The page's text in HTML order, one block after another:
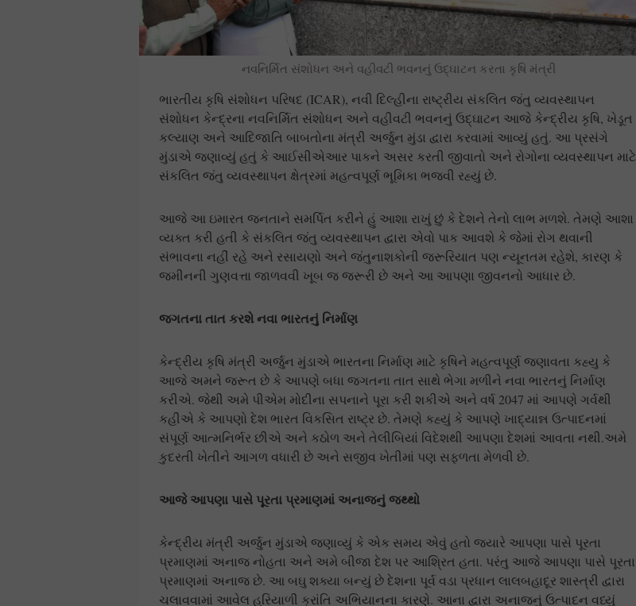
નવનિર્મિત સંશોધન અને વહીવટી ભવનનું ઉદ્ઘાટન કરતા કૃષિ મંત્રી
ભારતીય કૃષિ સંશોધન પરિષદ (ICAR), નવી દિલ્હીના રાષ્ટ્રીય સંકલિત જંતુ વ્યવસ્થાપન
સંશોધન કેન્દ્રના નવનિર્મિત સંશોધન અને વહીવટી ભવનનું ઉદ્ઘાટન આજે કેન્દ્રીય કૃષિ, ખેડૂત
કલ્યાણ અને આદિજાતિ બાબતોના મંત્રી અર્જુન મુંડા દ્વારા કરવામાં આવ્યું હતું. આ પ્રસંગે
મુંડાએ જણાવ્યું હતું કે આઈસીએઆર પાકને અસર કરતી જીવાતો અને રોગોના વ્યવસ્થાપન માટે
સંકલિત જંતુ વ્યવસ્થાપન ક્ષેત્રમાં મહત્વપૂર્ણ ભૂમિકા ભજવી રહ્યું છે.
આજે આ ઇમારત જનતાને સમર્પિત કરીને હું આશા રાખું છું કે દેશને તેનો લાભ મળશે. તેમણે આશા
વ્યક્ત કરી હતી કે સંકલિત જંતુ વ્યવસ્થાપન દ્વારા એવો પાક આવશે કે જેમાં રોગ થવાની
સંભાવના નહીં રહે અને રસાયણો અને જંતુનાશકોની જરૂરિયાત પણ ન્યૂનતમ રહેશે, કારણ કે
જમીનની ગુણવત્તા જાળવવી ખૂબ જ જરૂરી છે અને આ આપણા જીવનનો આધાર છે.
જગતના તાત કરશે નવા ભારતનું નિર્માણ
કેન્દ્રીય કૃષિ મંત્રી અર્જુન મુંડાએ ભારતના નિર્માણ માટે કૃષિને મહત્વપૂર્ણ જણાવતા કહ્યુ કે
આજે અમને જરૂત છે કે આપણે બધા જગતના તાત સાથે ભેગા મળીને નવા ભારતનું નિર્માણ
કરીએ. જેથી અમે પીએમ મોદીના સપનાને પૂરા કરી શકીએ અને વર્ષ 2047 માં આપણે ગર્વથી
કહીએ કે આપણો દેશ ભારત વિકસિત રાષ્ટ્ર છે. તેમણે કહ્યું કે આપણે ખાદ્યાન્ન ઉત્પાદનમાં
સંપૂર્ણ આત્મનિર્ભર છીએ અને કઠોળ અને તેલીબિયાં વિદેશથી આપણા દેશમાં આવતા નથી.અમે
કુદરતી ખેતીને આગળ વધારી છે અને સજીવ ખેતીમાં પણ સફળતા મેળવી છે.
આજે આપણા પાસે પૂરતા પ્રમાણમાં અનાજનું જથ્થો
કેન્દ્રીય મંત્રી અર્જુન મુંડાએ જણાવ્યું કે એક સમય એવું હતો જ્યારે આપણા પાસે પૂરતા
પ્રમાણમાં અનાજ નોહતા અને અમે બીજા દેશ પર આશ્રિત હતા. પરંતુ આજે આપણા પાસે પૂરતા
પ્રમાણમાં અનાજ છે. આ બઘુ શક્યા બન્યું છે દેશના પૂર્વ વડા પ્રધાન લાલબહાદૂર શાસ્ત્રી દ્વારા
ચલાવવામાં આવેલ હરિયાળી ક્રાંતિ અભિયાનના કારણે. આના દ્વારા અનાજનું ઉત્પાદન વધ્યું